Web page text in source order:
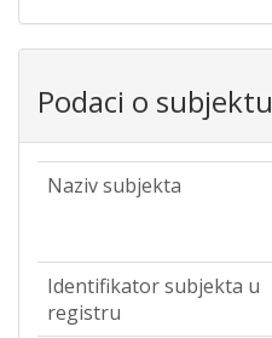
Podaci o subjektu
Naziv subjekta
Identifikator subjekta u
registru